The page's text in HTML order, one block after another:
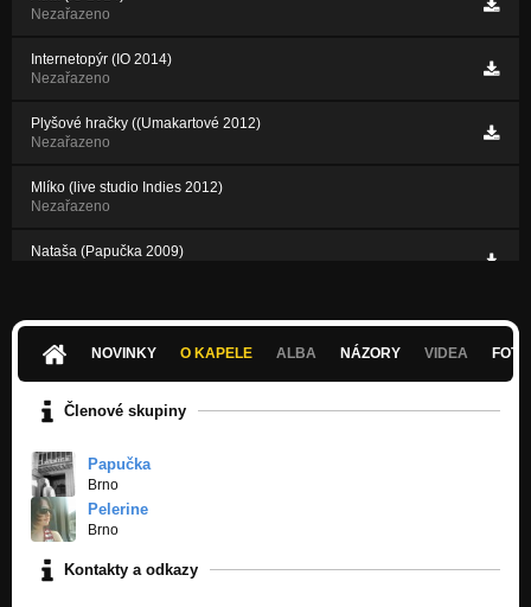
Nezařazeno
Internetopýr (IO 2014)
Nezařazeno
Plyšové hračky ((Umakartové 2012)
Nezařazeno
Mlíko (live studio Indies 2012)
Nezařazeno
Nataša (Papučka 2009)
Křížek kolečko (Papučka 2009)
Nezařazeno
NOVINKY O KAPELE ALBA NÁZORY VIDEA
Členové skupiny
Papučka
Brno
Pelerine
Brno
Kontakty a odkazy